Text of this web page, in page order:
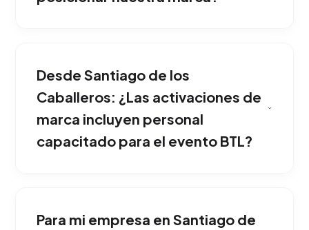
memorables, interactivas y directas que
provocan una conexión emocional altísima y
aumentan la recordación corporativa. Es la
mejor opción para competir fuertemente
dentro de Santiago de los Caballeros.
Desde Santiago de los
Caballeros: ¿Las activaciones de
marca incluyen personal
capacitado para el evento BTL?
centros comerciales, conciertos masivos,
Para mi empresa en Santiago de